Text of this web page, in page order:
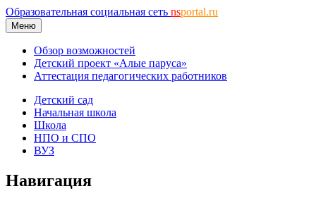
Образовательная социальная сеть nsportal.ru
Меню
Обзор возможностей
Детский проект «Алые паруса»
Аттестация педагогических работников
Детский сад
Начальная школа
Школа
НПО и СПО
ВУЗ
Навигация